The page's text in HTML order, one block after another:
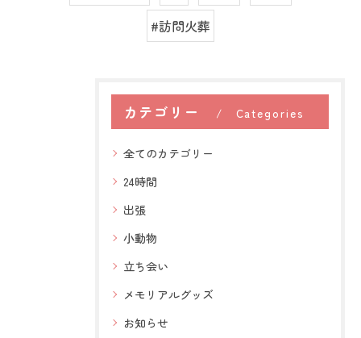
#訪問火葬
カテゴリー Categories
全てのカテゴリー
24時間
出張
小動物
立ち会い
メモリアルグッズ
お知らせ